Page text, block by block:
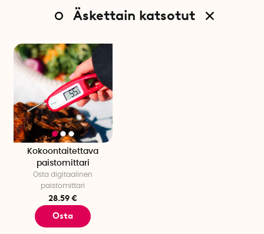
Äskettain katsotut
Kokoontaitettava
paistomittari
Osta digitaalinen
paistomittari
28.59 €
Osta